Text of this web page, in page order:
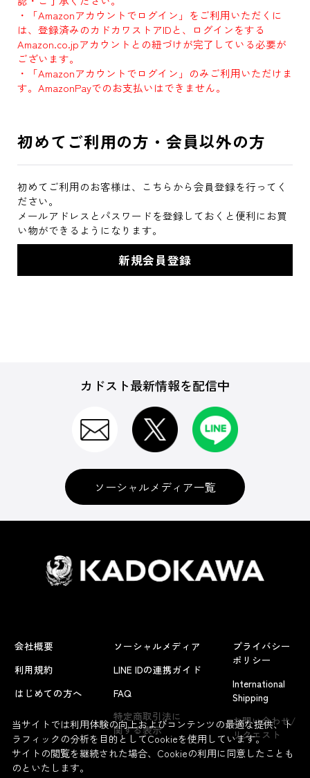
・「Amazonアカウントでログイン」をご利用いただくに
は、登録済みのカドカワストアIDと、ログインをする
Amazon.co.jpアカウントとの紐づけが完了している必要が
ございます。
・「Amazonアカウントでログイン」のみご利用いただけま
す。AmazonPayでのお支払いはできません。
初めてご利用の方・会員以外の方
初めてご利用のお客様は、こちらから会員登録を行ってく
ださい。
メールアドレスとパスワードを登録しておくと便利にお買
い物ができるようになります。
カドスト最新情報を配信中
ソーシャルメディア一覧
会社概要
利用規約
はじめての方へ
ソーシャルメディア
LINE IDの連携ガイド
FAQ
特定商取引法に
関する表示
プライバシー
ポリシー
International
Shipping
お問い合わせ/
リクエスト
当サイトでは利用体験の向上およびコンテンツの最適な提供、ト
ラフィックの分析を目的としてCookieを使用しています。
サイトの閲覧を継続された場合、Cookieの利用に同意したことも
のといたします。